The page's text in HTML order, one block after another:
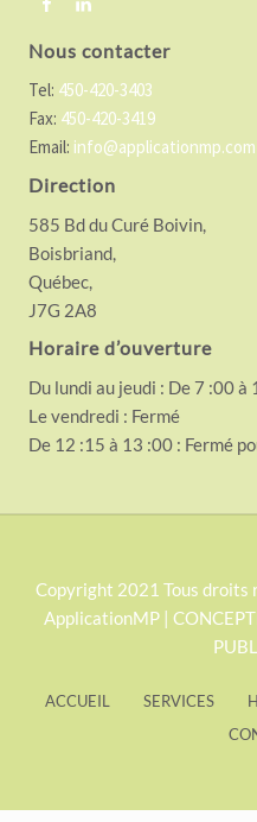
Nous contacter
Tel: 450-420-3403
Fax: 450-420-3419
Email: info@applicationmp.com
Direction
585 Bd du Curé Boivin,
Boisbriand,
Québec,
J7G 2A8
Horaire d’ouverture
Du lundi au jeudi : De 7 :00 à
Le vendredi : Fermé
De 12 :15 à 13 :00 : Fermé
S
o
Copyright 2021 Tous droits
ApplicationMP |
ACCUEIL SERVICES